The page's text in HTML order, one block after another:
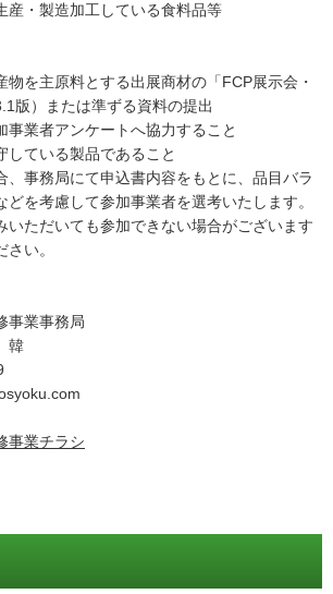
・製造加工している食料品等
を主原料とする出展商材の「FCP展示会・
版）または準ずる資料の提出
業者アンケートへ協力すること
ている製品であること
事務局にて申込書内容をもとに、品目バラ
どを考慮して参加事業者を選考いたします。
いただいても参加できない場合がございます
い。
事業事務局
韓
事業チラシ